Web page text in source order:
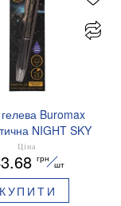
Buromax
NIGHT SKY
0.5 мм
грип синє
BM.8379-01
Ціна
грн
шт
КУПИТИ